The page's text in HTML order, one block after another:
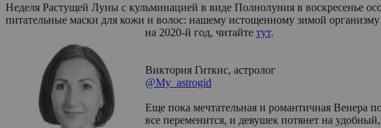
Неделя Растущей Луны с кульминацией в виде Полнолуния в воскресенье
питательные маски для кожи и волос: нашему истощенному зимой
на 2020-й год, читайте тут.
Виктория Гиткис, астролог
@My_astrogid
Еще пока мечтательная и романтичная Венера
все переменится, и девушек потянет на